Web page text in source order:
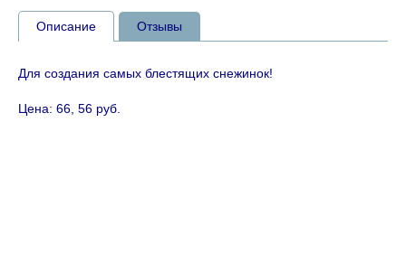
Описание Отзывы
Для создания самых блестящих снежинок!
Цена: 66, 56 руб.